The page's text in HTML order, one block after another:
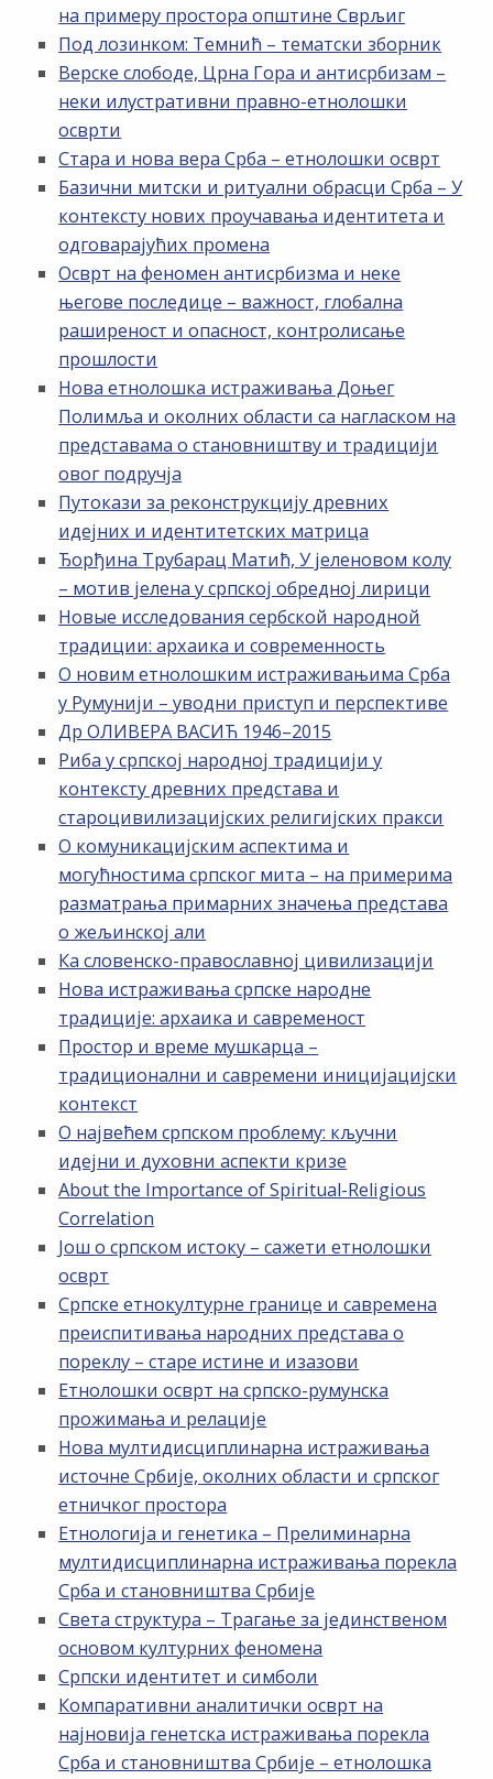
на примеру простора општине Сврљиг
Под лозинком: Темнић – тематски зборник
Верске слободе, Црна Гора и антисрбизам –
неки илустративни правно-етнолошки
осврти
Стара и нова вера Срба – етнолошки осврт
Базични митски и ритуални обрасци Срба – У
контексту нових проучавања идентитета и
одговарајућих промена
Осврт на феномен антисрбизма и неке
његове последице – важност, глобална
раширеност и опасност, контролисање
прошлости
Нова етнолошка истраживања Доњег
Полимља и околних области са нагласком на
представама о становништву и традицији
овог подручја
Путокази за реконструкцију древних
идејних и идентитетских матрица
Ђорђина Трубарац Матић, У јеленовом колу
– мотив јелена у српској обредној лирици
Новые исследования сербской народной
традиции: архаика и современность
О новим етнолошким истраживањима Срба
у Румунији – уводни приступ и перспективе
Др ОЛИВЕРА ВАСИЋ 1946–2015
Риба у српској народној традицији у
контексту древних представа и
староцивилизацијских религијских пракси
О комуникацијским аспектима и
могућностима српског мита – на примерима
разматрања примарних значења представа
о жељинској али
Ка словенско-православној цивилизацији
Нова истраживања српске народне
традиције: архаика и савременост
Простор и време мушкарца –
традиционални и савремени иницијацијски
контекст
О највећем српском проблему: кључни
идејни и духовни аспекти кризе
About the Importance of Spiritual-Religious
Correlation
Још о српском истоку – сажети етнолошки
осврт
Српске етнокултурне границе и савремена
преиспитивања народних представа о
пореклу – старе истине и изазови
Етнолошки осврт на српско-румунска
прожимања и релације
Нова мултидисциплинарна истраживања
источне Србије, околних области и српског
етничког простора
Етнологија и генетика – Прелиминарна
мултидисциплинарна истраживања порекла
Срба и становништва Србије
Света структура – Трагање за јединственом
основом културних феномена
Српски идентитет и симболи
Компаративни аналитички осврт на
најновија генетска истраживања порекла
Срба и становништва Србије – етнолошка